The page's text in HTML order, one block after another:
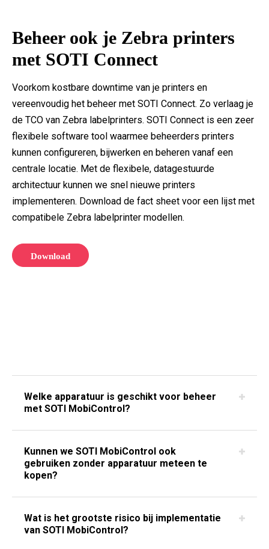
Beheer ook je Zebra printers
met SOTI Connect
Voorkom kostbare downtime van je printers en
vereenvoudig het beheer met SOTI Connect. Zo verlaag je
de TCO van Zebra labelprinters. SOTI Connect is een zeer
flexibele software tool waarmee beheerders printers
kunnen configureren, bijwerken en beheren vanaf een
centrale locatie. Met de flexibele, datagestuurde
architectuur kunnen we snel nieuwe printers
implementeren. Download de fact sheet voor een lijst met
compatibele Zebra labelprinter modellen.
Download
Welke apparatuur is geschikt voor beheer
met SOTI MobiControl?
Kunnen we SOTI MobiControl ook
gebruiken zonder apparatuur meteen te
kopen?
Wat is het grootste risico bij implementatie
van SOTI MobiControl?